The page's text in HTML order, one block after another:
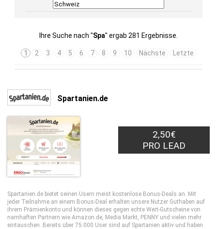
Ihre Suche nach "Spa" ergab 281 Ergebnisse.
1 2 3 4 5 6 7 8 9 10 Nächste Letzte
Spartanien.de
2,50€
PRO LEAD
Spartanien.de bietet seinen Usern meist kostenlose Bonus-Deals an. Mit
jeder Teilnahme an einem Bonus-Deal erhalten unsere Nutzer Guthaben auf
ihrem Prämienkonto und können dieses gegen echte Wert-Gutscheine von
namhaften Partnern wie Amazon.de, Media Markt, PENNY und vielen mehr
eintauschen. Bereits über 75.000 User sind auf Spartanien aktiv und haben